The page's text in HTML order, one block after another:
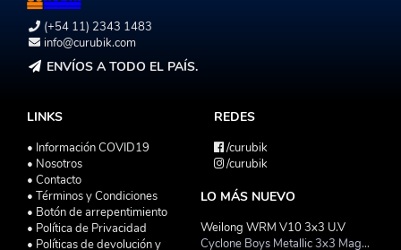
(+54 11) 2343 1483
info@curubik.com
ENVÍOS A TODO EL PAÍS.
LINKS
• Información COVID19
• Nosotros
• Contacto
• Términos y Condiciones
• Botón de arrepentimiento
• Política de Privacidad
• Políticas de devolución y
REDES
/curubik
/curubik
LO MÁS NUEVO
Weilong WRM V10 3x3 U.V
Cyclone Boys Metallic 3x3 Magnetico Macaron